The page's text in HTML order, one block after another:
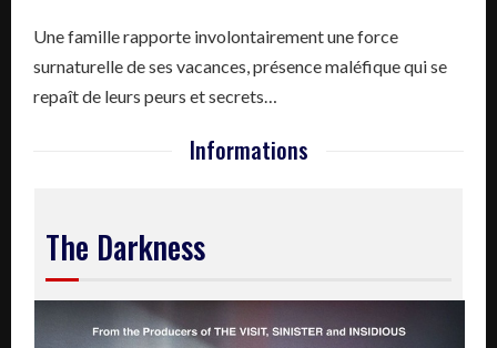
Une famille rapporte involontairement une force
surnaturelle de ses vacances, présence maléfique qui se
repaît de leurs peurs et secrets…
Informations
The Darkness